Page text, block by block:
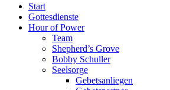
Start
Gottesdienste
Hour of Power
Team
Shepherd’s Grove
Bobby Schuller
Seelsorge
Gebetsanliegen